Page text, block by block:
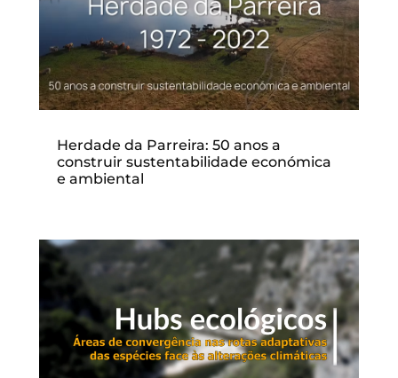
Herdade da Parreira: 50 anos a
construir sustentabilidade económica
e ambiental